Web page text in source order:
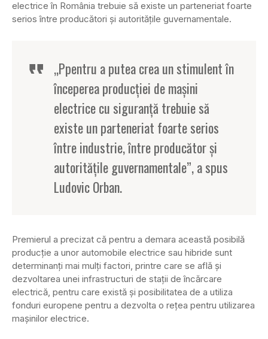
electrice în România trebuie să existe un parteneriat foarte
serios între producători şi autorităţile guvernamentale.
„Ppentru a putea crea un stimulent în
începerea producţiei de maşini
electrice cu siguranţă trebuie să
existe un parteneriat foarte serios
între industrie, între producător şi
autorităţile guvernamentale”, a spus
Ludovic Orban.
Premierul a precizat că pentru a demara această posibilă
producţie a unor automobile electrice sau hibride sunt
determinanţi mai mulţi factori, printre care se află şi
dezvoltarea unei infrastructuri de staţii de încărcare
electrică, pentru care există şi posibilitatea de a utiliza
fonduri europene pentru a dezvolta o reţea pentru utilizarea
maşinilor electrice.